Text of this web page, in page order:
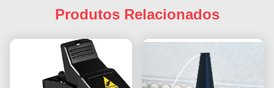
Produtos Relacionados